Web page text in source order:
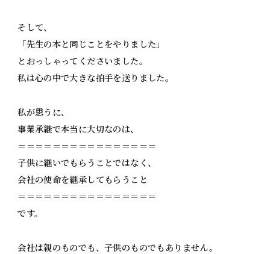
そして、
「先生の本と同じことをやりました」
とおっしゃってくださいました。
私は心の中で大きな拍手を送りました。
私が思うに、
事業承継で本当に大切なのは、
＝＝＝＝＝＝＝＝＝＝＝＝＝＝＝＝
子供に継いでもらうことではなく、
会社の使命を継承してもらうこと
＝＝＝＝＝＝＝＝＝＝＝＝＝＝＝＝
です。
会社は親のものでも、子供のものでもありません。